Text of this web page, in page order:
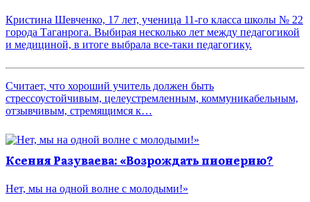
Кристина Шевченко, 17 лет, ученица 11-го класса школы № 22
города Таганрога. Выбирая несколько лет между педагогикой
и медициной, в итоге выбрала все-таки педагогику.
Считает, что хороший учитель должен быть
стрессоустойчивым, целеустремленным, коммуникабельным,
отзывчивым, стремящимся к…
Ксения Разуваева: «Возрождать пионерию?
Нет, мы на одной волне с молодыми!»